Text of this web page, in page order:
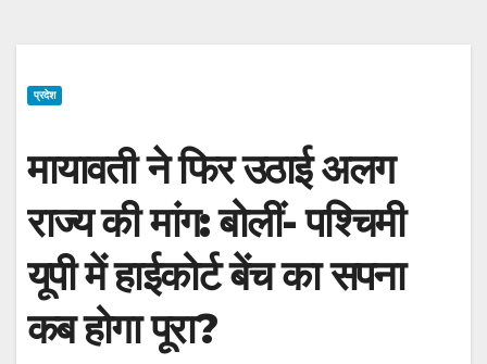
प्रदेश
मायावती ने फिर उठाई अलग
राज्य की मांग: बोलीं- पश्चिमी
यूपी में हाईकोर्ट बेंच का सपना
कब होगा पूरा?